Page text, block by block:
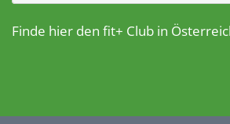
Finde hier den fit+ Club in